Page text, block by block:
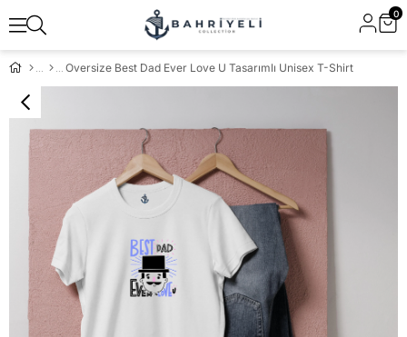
0
Oversize Best Dad Ever Love U Tasarımlı Unisex T-Shirt